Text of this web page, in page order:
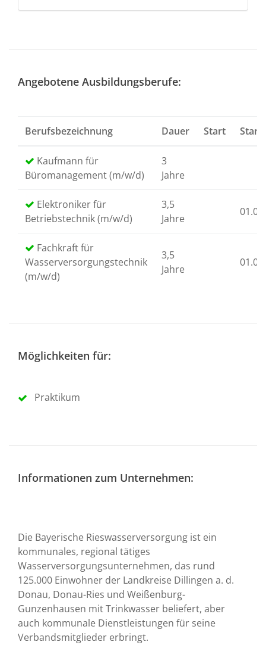
Angebotene Ausbildungsberufe:
Berufsbezeichnung Dauer Start Start
Kaufmann für
Büromanagement (m/w/d)
3
Jahre
Elektroniker für
Betriebstechnik (m/w/d)
3,5
Jahre
Fachkraft für
Wasserversorgungstechnik
(m/w/d)
3,5
Jahre
Möglichkeiten für:
Praktikum
Informationen zum Unternehmen:
Die Bayerische Rieswasserversorgung ist ein
kommunales, regional tätiges
Wasserversorgungsunternehmen, das rund
125.000 Einwohner der Landkreise Dillingen a. d.
Donau, Donau-Ries und Weißenburg-
Gunzenhausen mit Trinkwasser beliefert, aber
auch kommunale Dienstleistungen für seine
Verbandsmitglieder erbringt.